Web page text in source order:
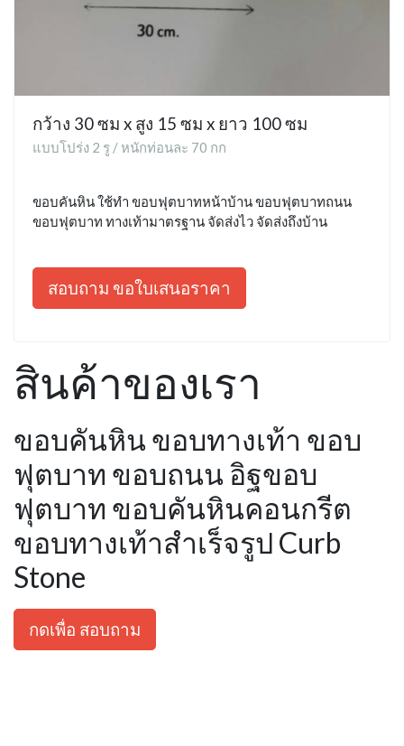
กว้าง 30 ซม x สูง 15 ซม x ยาว 100 ซม
แบบโปร่ง 2 รู / หนักท่อนละ 70 กก
ขอบคันหิน ใช้ทำ ขอบฟุตบาทหน้าบ้าน ขอบฟุตบาทถนน
ขอบฟุตบาท ทางเท้ามาตรฐาน จัดส่งไว จัดส่งถึงบ้าน
สอบถาม ขอใบเสนอราคา
สินค้าของเรา
ขอบคันหิน ขอบทางเท้า ขอบ
ฟุตบาท ขอบถนน อิฐขอบ
ฟุตบาท ขอบคันหินคอนกรีต
ขอบทางเท้าสำเร็จรูป Curb
Stone
กดเพื่อ สอบถาม